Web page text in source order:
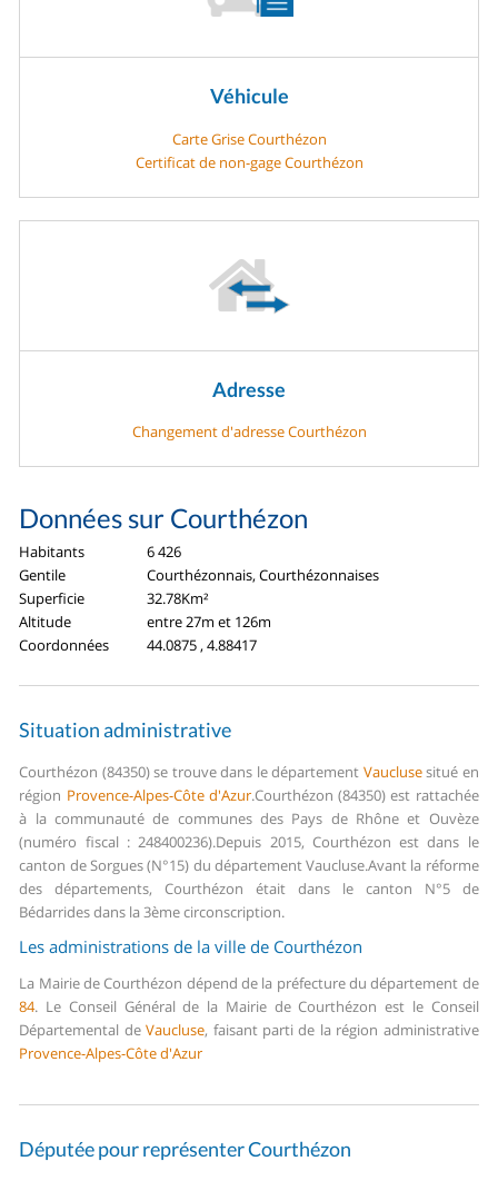
Véhicule
Carte Grise Courthézon
Certificat de non-gage Courthézon
Adresse
Changement d'adresse Courthézon
Données sur Courthézon
Habitants
6 426
Gentile
Courthézonnais, Courthézonnaises
Superficie
32.78Km²
Altitude
entre 27m et 126m
Coordonnées
44.0875 , 4.88417
Situation administrative
Courthézon (84350) se trouve dans le département Vauclusesitué en
région Provence-Alpes-Côte d'Azur.Courthézon (84350) est rattachée
à la communauté de communes des Pays de Rhône et Ouvèze
(numéro fiscal : 248400236).Depuis 2015, Courthézon est dans le
canton de Sorgues (N°15) du département Vaucluse.Avant la réforme
des départements, Courthézon était dans le canton N°5 de
Bédarrides dans la 3ème circonscription.
Les administrations de la ville de Courthézon
La Mairie de Courthézon dépend de la préfecture du département de
84. Le Conseil Général de la Mairie de Courthézon est le Conseil
Départemental deVaucluse, faisant parti de la région administrative
Provence-Alpes-Côte d'Azur
Députée pour représenter Courthézon